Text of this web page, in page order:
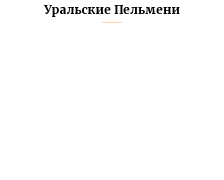
Уральские Пельмени